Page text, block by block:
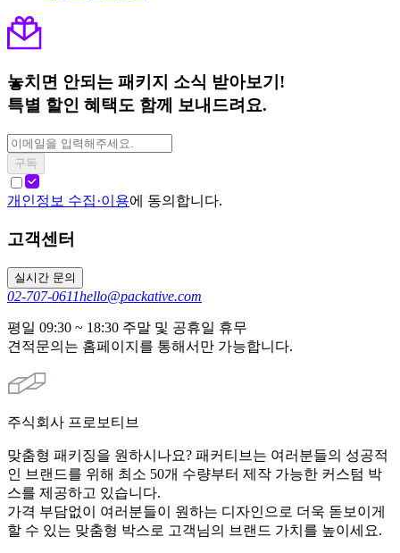
놓치면 안되는 패키지 소식 받아보기!
특별 할인 혜택도 함께 보내드려요.
구독
개인정보 수집·이용에 동의합니다.
고객센터
실시간 문의
02-707-0611hello@packative.com
평일 09:30 ~ 18:30 주말 및 공휴일 휴무
견적문의는 홈페이지를 통해서만 가능합니다.
주식회사 프로보티브
맞춤형 패키징을 원하시나요? 패커티브는 여러분들의 성공적
인 브랜드를 위해 최소 50개 수량부터 제작 가능한 커스텀 박
스를 제공하고 있습니다.
가격 부담없이 여러분들이 원하는 디자인으로 더욱 돋보이게
할 수 있는 맞춤형 박스로 고객님의 브랜드 가치를 높이세요.